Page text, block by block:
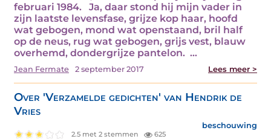
februari 1984. Ja, daar stond hij mijn vader in
zijn laatste levensfase, grijze kop haar, hoofd
wat gebogen, mond wat openstaand, bril half
op de neus, rug wat gebogen, grijs vest, blauw
overhemd, dondergrijze pantelon. …
Jean Fermate 2 september 2017 Lees meer >
Over 'Verzamelde gedichten' van Hendrik de
Vries
beschouwing
2.5 met 2 stemmen 625